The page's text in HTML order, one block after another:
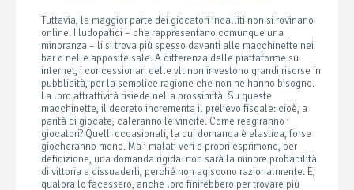
Tuttavia, la maggior parte dei giocatori incalliti non si rovinano
online. I ludopatici – che rappresentano comunque una
minoranza – li si trova più spesso davanti alle macchinette nei
bar o nelle apposite sale. A differenza delle piattaforme su
internet, i concessionari delle vlt non investono grandi risorse in
pubblicità, per la semplice ragione che non ne hanno bisogno.
La loro attrattività risiede nella prossimità. Su queste
macchinette, il decreto incrementa il prelievo fiscale: cioè, a
parità di giocate, caleranno le vincite. Come reagiranno i
giocatori? Quelli occasionali, la cui domanda è elastica, forse
giocheranno meno. Ma i malati veri e propri esprimono, per
definizione, una domanda rigida: non sarà la minore probabilità
di vittoria a dissuaderli, perché non agiscono razionalmente. E,
qualora lo facessero, anche loro finirebbero per trovare più